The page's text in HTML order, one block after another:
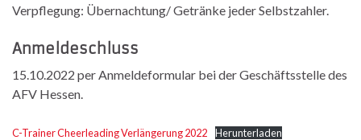
Verpflegung: Übernachtung/ Getränke jeder Selbstzahler.
Anmeldeschluss
15.10.2022 per Anmeldeformular bei der Geschäftsstelle des
AFV Hessen.
C-Trainer Cheerleading Verlängerung 2022 Herunterladen